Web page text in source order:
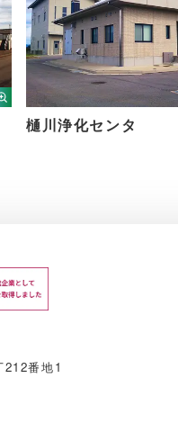
樋川浄化センタ
番地1